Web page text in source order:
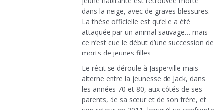
dans la neige, avec de graves blessures.
La thèse officielle est qu’elle a été
attaquée par un animal sauvage… mais
ce n’est que le début d’une succession de
morts de jeunes filles …
Le récit se déroule à Jasperville mais
alterne entre la jeunesse de Jack, dans
les années 70 et 80, aux côtés de ses
parents, de sa sœur et de son frère, et